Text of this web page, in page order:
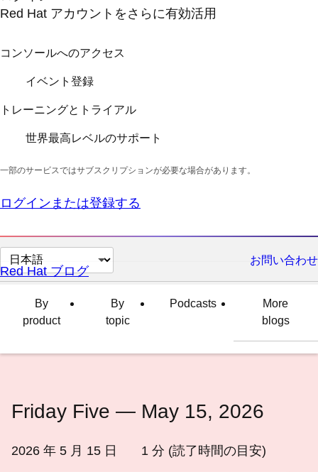
Red Hat アカウントをさらに有効活用
コンソールへのアクセス
イベント登録
トレーニングとトライアル
世界最高レベルのサポート
一部のサービスではサブスクリプションが必要な場合があります。
ログインまたは登録する
ペ
ー
語
て
お問い合わせ
Red Hat ブログ
By
product
By
topic
Podcasts
More
blogs
Friday Five — May 15, 2026
2026 年 5 月 15 日 1 分 (読了時間の目安)